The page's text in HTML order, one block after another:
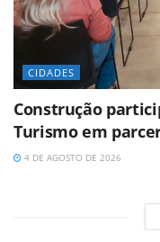
CIDADES
Construção
Turismo em
4 DE AGOSTO DE 2026